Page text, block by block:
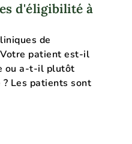
d'éligibilité à
de
patient est-il
ou a-t-il plutôt
Les patients sont